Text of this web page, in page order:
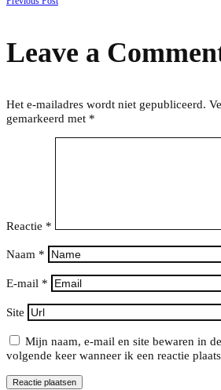
Leave a
Het e-mailadres wordt niet gepubliceerd.
gemarkeerd met *
Reactie *
Naam *
E-mail *
Site
Mijn naam, e-mail en site bewaren in
volgende keer wanneer ik een reactie